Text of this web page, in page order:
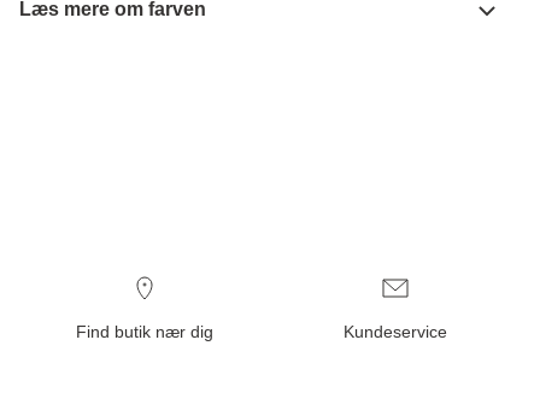
Læs mere om farven
Find butik nær dig Kundeservice